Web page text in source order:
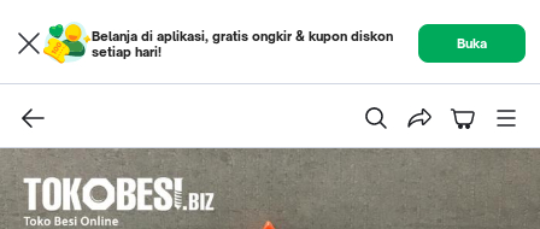
Belanja di aplikasi, gratis ongkir & kupon diskon
setiap hari!
Buka